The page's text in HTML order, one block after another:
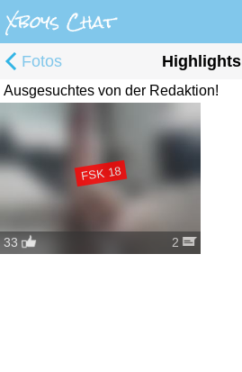
Fotos Highlights
Ausgesuchtes von der Redaktion!
FSK 18
2
33